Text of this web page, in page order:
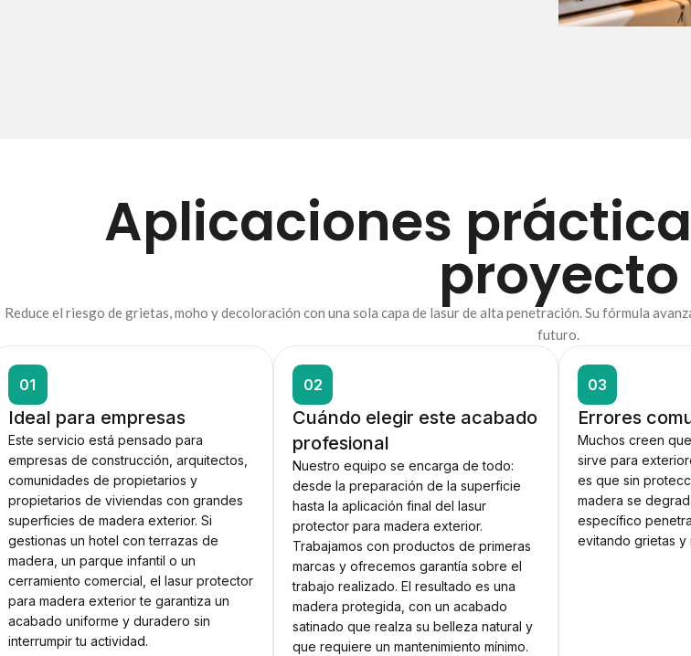
Aplicaciones
proyecto
Reduce el riesgo de grietas, moho y decoloración con una sola capa de lasur de alta penetración. Su fórmula
futuro.
01
Ideal para empresas
Este servicio está pensado para
empresas de construcción, arquitectos,
comunidades de propietarios y
propietarios de viviendas con grandes
superficies de madera exterior. Si
gestionas un hotel con terrazas de
madera, un parque infantil o un
cerramiento comercial, el lasur protector
para madera exterior te garantiza un
acabado uniforme y duradero sin
interrumpir tu actividad.
02
Cuándo elegir este acabado
profesional
Nuestro equipo se encarga de todo:
desde la preparación de la superficie
hasta la aplicación final del lasur
protector para madera exterior.
Trabajamos con productos de primeras
marcas y ofrecemos garantía sobre el
trabajo realizado. El resultado es una
madera protegida, con un acabado
satinado que realza su belleza natural y
que requiere un mantenimiento mínimo.
03
Errores
Muchos creen
sirve para
es que sin
madera se
específico
evitando grietas y